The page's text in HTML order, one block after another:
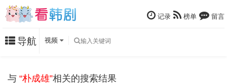
记录 榜单 留言
导航 视频
与 “朴成雄”相关的搜索结果